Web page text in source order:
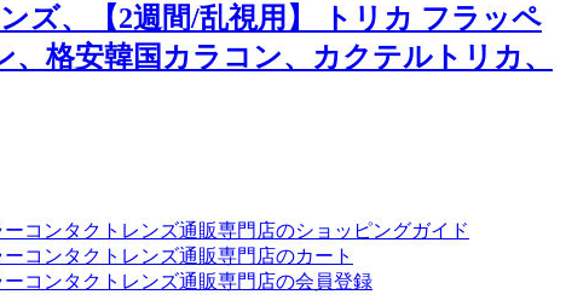
ズ、【2週間/乱視用】 トリカ フラッペ
格安韓国カラコン、カクテルトリカ、
コンタクトレンズ通販専門店のショッピングガイド
コンタクトレンズ通販専門店のカート
コンタクトレンズ通販専門店の会員登録